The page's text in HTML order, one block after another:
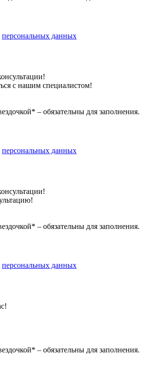
персональных данных
с нашим специалистом!
– обязательны для заполнения.
персональных данных
– обязательны для заполнения.
персональных данных
– обязательны для заполнения.